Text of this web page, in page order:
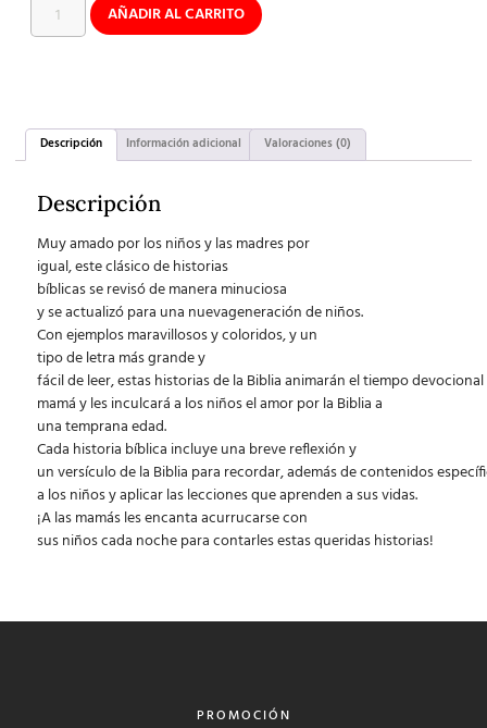
AÑADIR AL CARRITO
Descripción Información adicional Valoraciones (0)
Descripción
Muy amado por los niños y las madres por
igual, este clásico de historias
bíblicas se revisó de manera minuciosa
y se actualizó para una nuevageneración de niños.
Con ejemplos maravillosos y coloridos, y un
tipo de letra más grande y
fácil de leer, estas historias de la Biblia animarán el tiempo
mamá y les inculcará a los niños el amor por la Biblia a
una temprana edad.
Cada historia bíblica incluye una breve reflexión y
un versículo de la Biblia para recordar, además de contenidos
a los niños y aplicar las lecciones que aprenden a sus vidas.
¡A las mamás les encanta acurrucarse con
sus niños cada noche para contarles estas queridas historias!
PROMOCIÓN